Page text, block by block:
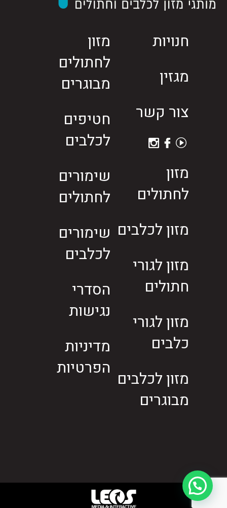
חנויות
מגזין
צור קשר
מזון
לחתולים
מזון לכלבים
מזון לגורי
חתולים
מזון לגורי
כלבים
מזון לכלבים
מבוגרים
מזון
לחתולים
מבוגרים
חטיפים
לכלבים
שימורים
לחתולים
שימורים
לכלבים
הסדרי
נגישות
מדיניות
הפרטיות